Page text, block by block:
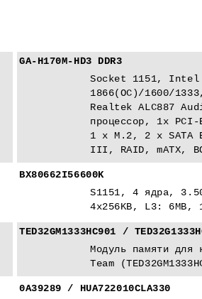
GA-H170M-HD3 DDR3
Socket 1151, Intel
1866(ОС)/1600/
Realtek ALC887
процессор, 1x
1 x M.2, 2 x SATA
III, RAID, mATX,
BX80662I56600K
S1151, 4 ядра,
4x256KB, L3: 6MB,
TED32GM1333HC901 /
Модуль памяти для
Team
0A39289 / HUA722010CLA330